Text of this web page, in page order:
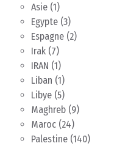
Asie (1)
Egypte (3)
Espagne (2)
Irak (7)
IRAN (1)
Liban (1)
Libye (5)
Maghreb (9)
Maroc (24)
Palestine (140)